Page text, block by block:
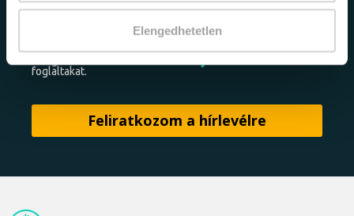
Elengedhetetlen
foglaltakat.